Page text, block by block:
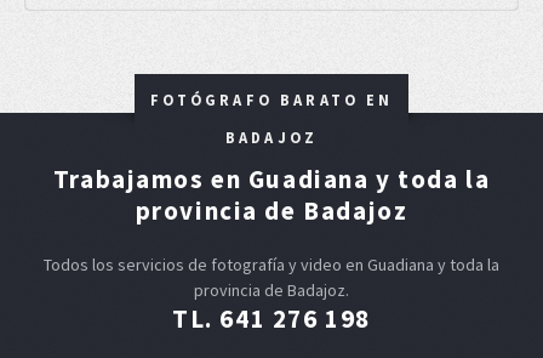
FOTÓGRAFO BARATO EN
BADAJOZ
Trabajamos en Guadiana y toda la
provincia de Badajoz
Todos los servicios de fotografía y video en Guadiana y toda la
provincia de Badajoz.
TL. 641 276 198